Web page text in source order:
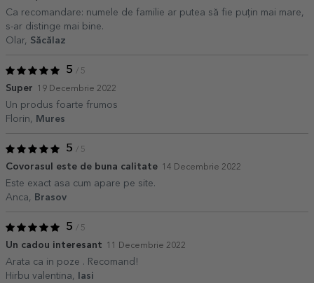
Ca recomandare: numele de familie ar putea să fie puțin mai mare,
s-ar distinge mai bine.
Olar, Săcălaz
5 / 5
Super 19 Decembrie 2022
Un produs foarte frumos
Florin,
Mures
5 / 5
Covorasul este de buna calitate 14 Decembrie 2022
Este exact asa cum apare pe site.
Anca,
Brasov
5 / 5
Un cadou interesant 11 Decembrie 2022
Arata ca in poze . Recomand!
Hirbu valentina,
Iasi